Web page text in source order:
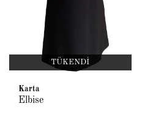
TÜKENDI
Karta
Elbise